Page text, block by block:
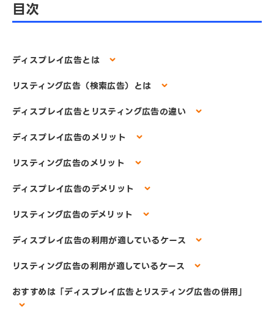
目次
ディスプレイ広告とは
リスティング広告（検索広告）とは
ディスプレイ広告とリスティング広告の違い
ディスプレイ広告のメリット
リスティング広告のメリット
ディスプレイ広告のデメリット
リスティング広告のデメリット
ディスプレイ広告の利用が適しているケース
リスティング広告の利用が適しているケース
おすすめは「ディスプレイ広告とリスティング広告の併用」